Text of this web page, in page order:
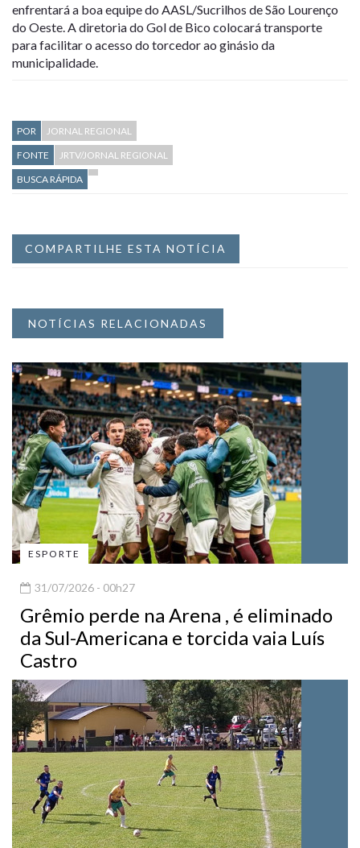
enfrentará a boa equipe do AASL/Sucrilhos de São Lourenço
do Oeste. A diretoria do Gol de Bico colocará transporte
para facilitar o acesso do torcedor ao ginásio da
municipalidade.
POR
JORNAL REGIONAL
FONTE
JRTV/JORNAL REGIONAL
BUSCA RÁPIDA
COMPARTILHE ESTA NOTÍCIA
NOTÍCIAS RELACIONADAS
ESPORTE
31/07/2026 - 00h27
Grêmio perde na Arena , é eliminado
da Sul-Americana e torcida vaia Luís
Castro